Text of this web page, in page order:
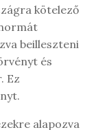
kötelező
beilleszteni
és
Ez
alapozva